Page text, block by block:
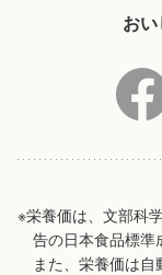
お
※栄養価は、文部科
告の日本食品標準
また、栄養価は